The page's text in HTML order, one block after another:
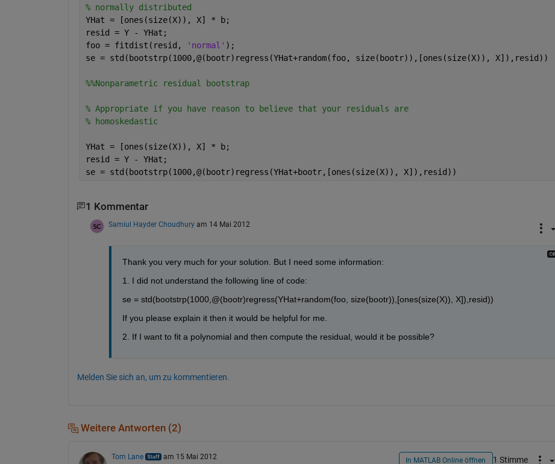
% normally distributed
YHat = [ones(size(X)), X] * b;
resid = Y - YHat;
foo = fitdist(resid,
'normal' );
se = std(bootstrp(1000,@(bootr)regress(YHat+random(foo, size(bootr)),[ones(size(X)), X]),resid))
%%Nonparametric residual bootstrap
% Appropriate if you have reason to believe that your residuals are
% homoskedastic
YHat = [ones(size(X)), X] * b;
resid = Y - YHat;
se = std(bootstrp(1000,@(bootr)regress(YHat+bootr,[ones(size(X)), X]),resid))
1 Kommentar
Samiul Hayder Choudhury am 14 Mai 2012
Thank you very much for your solution. But I need some information:
1. I did not understand the following line of code:
se = std(bootstrp(1000,@(bootr)regress(YHat+random(foo, size(bootr)),[ones(size(X)), X]),resid))
If you please explain it then it would be helpful for me.
2. If I want to fit a polynomial and then compute the residual, would it be possible?
Melden Sie sich an, um zu kommentieren.
Weitere Antworten (2)
Tom Lane am 15 Mai 2012 In MATLAB Online öffnen 1 Stimme